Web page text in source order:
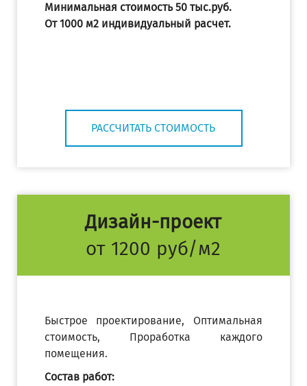
Минимальная стоимость 50 тыс.руб.
От 1000 м2 индивидуальный расчет.
РАССЧИТАТЬ СТОИМОСТЬ
Дизайн-проект
от 1200 руб/м2
Быстрое проектирование, Оптимальная
стоимость, Проработка каждого
помещения.
Состав работ: